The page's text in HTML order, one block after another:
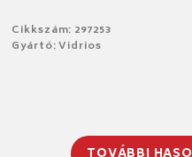
Cikkszám: 297253
Gyártó: Vidrios